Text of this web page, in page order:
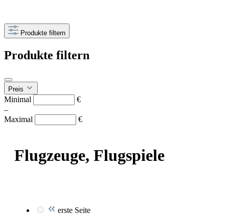
Produkte filtern
Produkte filtern
Preis
Minimal
€
–
Maximal
€
Flugzeuge, Flugspiele
erste Seite